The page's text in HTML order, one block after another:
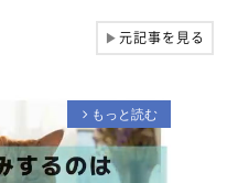
▶元記事を見る
arrow_forward_ios もっと読む